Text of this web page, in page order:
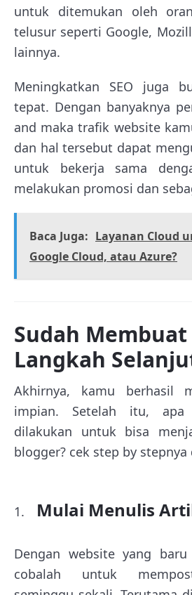
untuk ditemukan oleh
telusur seperti Google,
lainnya.
Meningkatkan SEO juga
tepat. Dengan banyaknya
and maka trafik website
dan hal tersebut dapat
untuk bekerja sama
melakukan promosi dan
Baca Juga: Layanan Cloud
Google Cloud, atau Azure?
Sudah Membuat
Langkah
Akhirnya, kamu berhasil
impian. Setelah itu,
dilakukan untuk bisa
blogger? cek step by
Mulai Menulis
Dengan website yang
cobalah untuk